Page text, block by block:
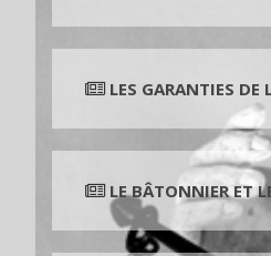
LES GARANTIES DE
LE BÂTONNIER ET